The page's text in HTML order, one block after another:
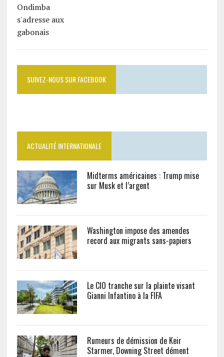
SUIVEZ-NOUS SUR FACEBOOK
ACTUALITÉ INTERNATIONALE
Midterms américaines : Trump mise
sur Musk et l’argent
Washington impose des amendes
record aux migrants sans-papiers
Le CIO tranche sur la plainte visant
Gianni Infantino à la FIFA
Rumeurs de démission de Keir
Starmer, Downing Street dément